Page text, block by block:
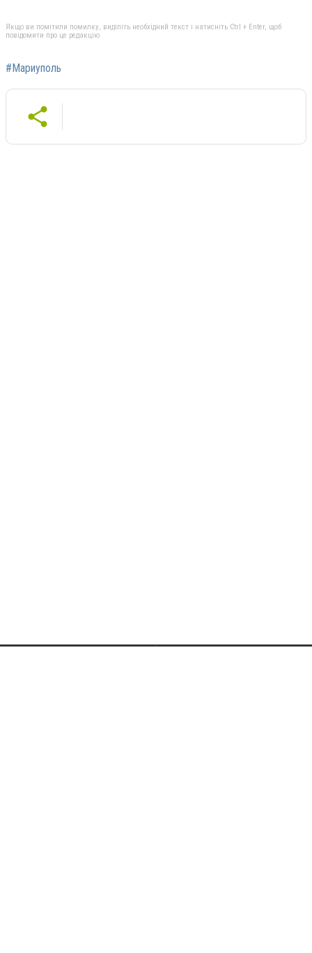
Якщо ви помітили помилку, виділіть необхідний текст і натисніть Ctrl + Enter, щоб
повідомити про це редакцію
#Мариуполь